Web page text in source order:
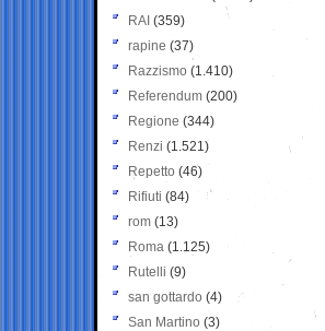
RAI (359)
rapine (37)
Razzismo (1.410)
Referendum (200)
Regione (344)
Renzi (1.521)
Repetto (46)
Rifiuti (84)
rom (13)
Roma (1.125)
Rutelli (9)
san gottardo (4)
San Martino (3)